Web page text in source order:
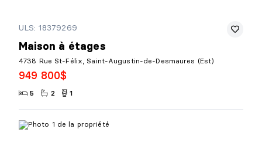
ULS: 18379269
Maison à étages
4738 Rue St-Félix, Saint-Augustin-de-Desmaures (Est)
949 800$
5 2 1